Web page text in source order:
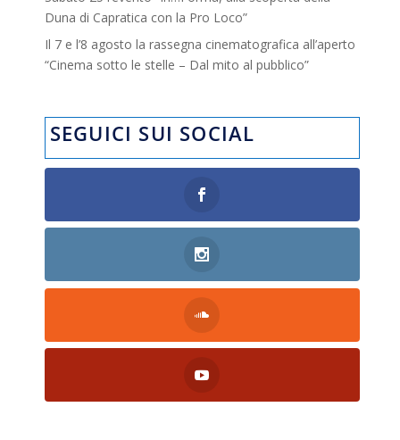
Duna di Capratica con la Pro Loco”
Il 7 e l’8 agosto la rassegna cinematografica all’aperto
“Cinema sotto le stelle – Dal mito al pubblico”
SEGUICI SUI SOCIAL